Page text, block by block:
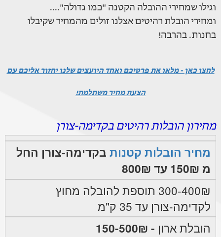
וגילו שמחירי ההובלה הקטנה "כמו גדולה"....
ומחירי הובלת רהיטים אצלנו זולים מהמחיר שקיבלו
בחנות. בהרבה!
לחצו כאן - מלאו את פרטיכם ואחד היועצים שלנו יחזור אליכם עם
הצעת מחיר משתלמת!
מחירון הובלות רהיטים בקדימה-צורן
מחיר הובלות קטנות בקדימה-צורן החל
מ 150₪ עד 800₪
300-400₪ תוספת להובלה מחוץ
לקדימה-צורן עד 35 ק"מ
הובלת ארון - 150-500₪